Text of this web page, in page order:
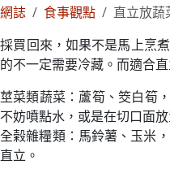
誌 食事觀點
直立放蔬
買回來，如果不是馬上烹
不一定需要冷藏。而適合
莖菜類蔬菜：蘆筍、筊白筍
不妨噴點水，或是在切口面
全榖雜糧類：馬鈴薯、玉米
直立。